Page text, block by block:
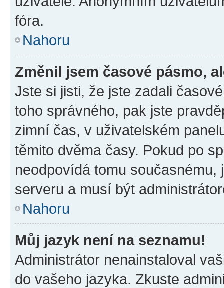
fóra.
Nahoru
Změnil jsem časové pásmo,
Jste si jisti, že jste zadali
toho správného, pak jste
zimní čas, v uživatelském
těmito dvěma časy. Pokud po
neodpovídá tomu
serveru a musí být
Nahoru
Můj jazyk není na seznamu!
Administrátor nenainstaloval
do vašeho jazyka. Zkuste